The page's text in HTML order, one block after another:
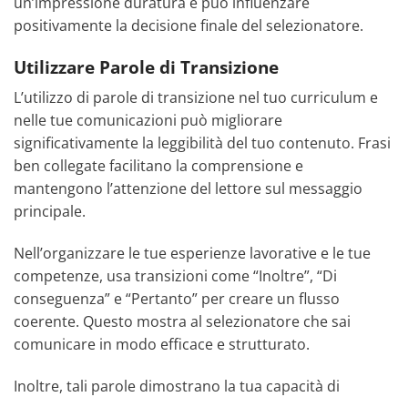
positivamente la decisione finale del selezionatore.
Utilizzare Parole di Transizione
L’utilizzo di parole di transizione nel tuo curriculum e
nelle tue comunicazioni può migliorare
significativamente la leggibilità del tuo contenuto. Frasi
ben collegate facilitano la comprensione e
mantengono l’attenzione del lettore sul messaggio
principale.
Nell’organizzare le tue esperienze lavorative e le tue
competenze, usa transizioni come “Inoltre”, “Di
conseguenza” e “Pertanto” per creare un flusso
coerente. Questo mostra al selezionatore che sai
comunicare in modo efficace e strutturato.
Inoltre, tali parole dimostrano la tua capacità di